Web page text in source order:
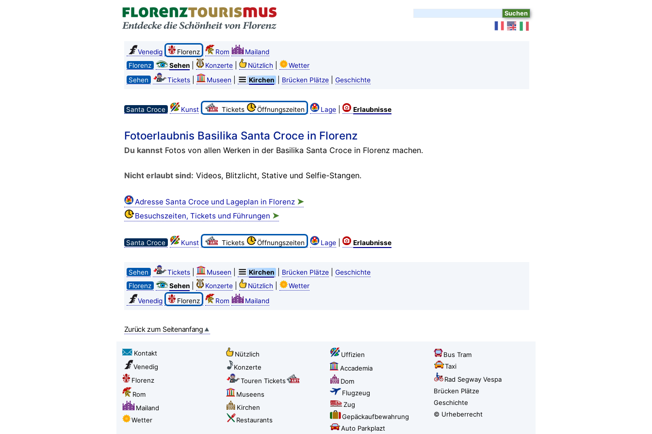
Venedig Florenz Rom
Mailand
Florenz
Sehen| Konzerte| Nützlich
Wetter
Sehen
Tickets| Museen Kirchen Brücken Plätze| Geschichte
Santa Croce Kunst Tickets Öffnungszeiten Lage| Erlaubnisse
Fotoerlaubnis Basilika Santa Croce in Florenz
Du kannstFotos von allen Werken in der Basilika Santa Croce in Florenz machen.
Nicht erlaubt sind: Videos, Blitzlicht, Stative und Selfie-Stangen.
Adresse Santa Croce und Lageplan in Florenz ➤
Besuchszeiten, Tickets und Führungen ➤
Santa Croce Kunst Tickets Öffnungszeiten Lage| Erlaubnisse
Sehen Tickets| Museen Kirchen Brücken Plätze| Geschichte
Florenz
Sehen| Konzerte| Nützlich
Wetter
Venedig
Florenz Rom Mailand
Zurück zum Seitenanfang
Kontakt
Venedig
Florenz
Rom
Mailand
Wetter
Nützlich
Konzerte
Touren Tickets
Museens
Kirchen
Restaurants
Uffizien
Accademia
Dom
Flugzeug
Zug
Gepäckaufbewahrung
Auto Parkplazt
Bus Tram
Taxi
Rad Segway Vespa
Brücken Plätze
Geschichte
© Urheberrecht